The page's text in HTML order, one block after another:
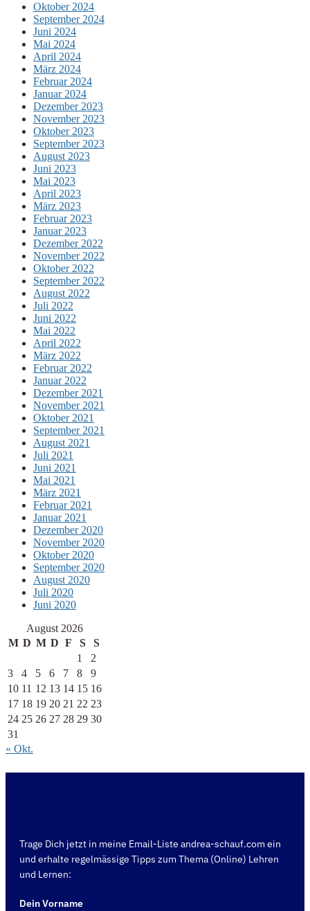
Oktober 2024
September 2024
Juni 2024
Mai 2024
April 2024
März 2024
Februar 2024
Januar 2024
Dezember 2023
November 2023
Oktober 2023
September 2023
August 2023
Juni 2023
Mai 2023
April 2023
März 2023
Februar 2023
Januar 2023
Dezember 2022
November 2022
Oktober 2022
September 2022
August 2022
Juli 2022
Juni 2022
Mai 2022
April 2022
März 2022
Februar 2022
Januar 2022
Dezember 2021
November 2021
Oktober 2021
September 2021
August 2021
Juli 2021
Juni 2021
Mai 2021
März 2021
Februar 2021
Januar 2021
Dezember 2020
November 2020
Oktober 2020
September 2020
August 2020
Juli 2020
Juni 2020
August 2026
M D M D F S
S
1
2
3
4 5 6 7 8
9
10 11 12 13 14 15 16
17 18 19 20 21 22 23
24 25 26 27 28 29 30
31
« Okt.
Trage Dich jetzt in meine Email-Liste andrea-schauf.com ein
und erhalte regelmässige Tipps zum Thema (Online) Lehren
und Lernen:
Dein Vorname